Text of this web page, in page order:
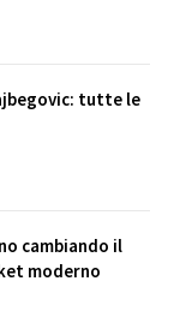
tutte le
cambiando il
moderno